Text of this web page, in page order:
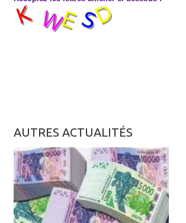
AUTRES ACTUALITÉS